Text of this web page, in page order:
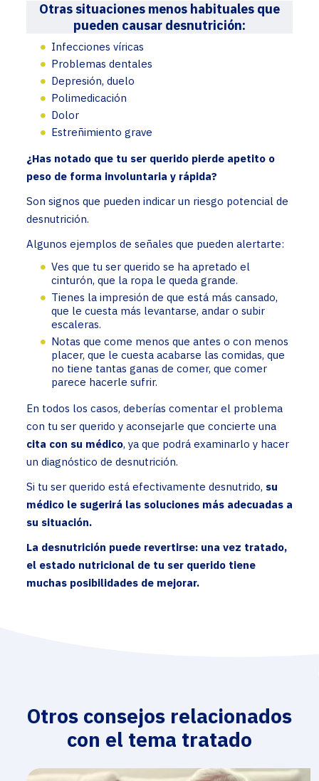
Otras situaciones menos habituales que
pueden causar desnutrición:
Infecciones víricas
Problemas dentales
Depresión, duelo
Polimedicación
Dolor
Estreñimiento grave
¿Has notado que tu ser querido pierde apetito o
peso de forma involuntaria y rápida?
Son signos que pueden indicar un riesgo potencial de
desnutrición.
Algunos ejemplos de señales que pueden alertarte:
Ves que tu ser querido se ha apretado el
cinturón, que la ropa le queda grande.
Tienes la impresión de que está más cansado,
que le cuesta más levantarse, andar o subir
escaleras.
Notas que come menos que antes o con menos
placer, que le cuesta acabarse las comidas, que
no tiene tantas ganas de comer, que comer
parece hacerle sufrir.
En todos los casos, deberías comentar el problema
con tu ser querido y aconsejarle que concierte una
cita con su médico, ya que podrá examinarlo y hacer
un diagnóstico de desnutrición.
Si tu ser querido está efectivamente desnutrido, su
médico le sugerirá las soluciones más adecuadas a
su situación.
La desnutrición puede revertirse: una vez tratado,
el estado nutricional de tu ser querido tiene
muchas posibilidades de mejorar.
Otros consejos relacionados
con el tema tratado